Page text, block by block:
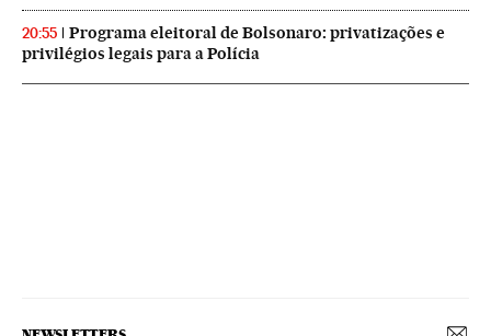
20:55
Programa eleitoral de Bolsonaro: privatizações e
privilégios legais para a Polícia